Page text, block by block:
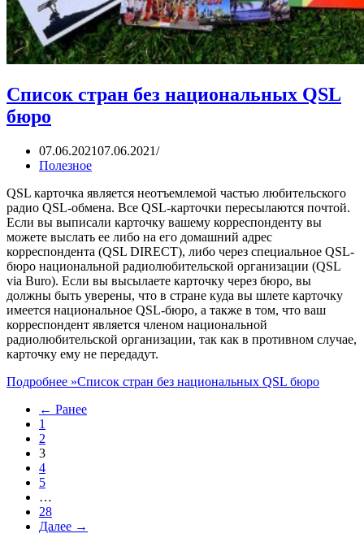
Список стран без национальных QSL
бюро
07.06.202107.06.2021
Полезное
QSL карточка является неотъемлемой частью любительского
радио QSL-обмена. Все QSL-карточки пересылаются почтой.
Если вы выписали карточку вашему корреспонденту вы
можете выслать ее либо на его домашний адрес
корреспондента (QSL DIRECT), либо через специальное QSL-
бюро национальной радиолюбительской организации (QSL
via Buro). Если вы высылаете карточку через бюро, вы
должны быть уверены, что в стране куда вы шлете карточку
имеется национальное QSL-бюро, а также в том, что ваш
корреспондент является членом национальной
радиолюбительской организации, так как в противном случае,
карточку ему не передадут.
Подробнее »Список стран без национальных QSL бюро
← Ранее
1
2
3
4
5
…
28
Далее →